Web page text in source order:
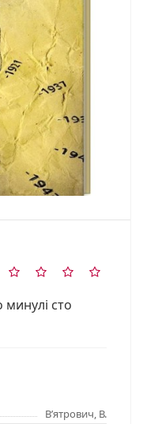
минулі сто
В’ятрович, В.